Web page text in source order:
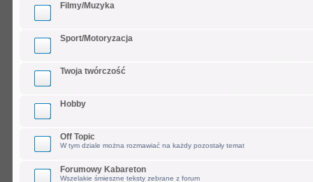
Filmy/Muzyka
Sport/Motoryzacja
Twoja twórczość
Hobby
Off Topic
W tym dziale można rozmawiać na każdy pozostały temat
Forumowy Kabareton
Wszelakie śmieszne teksty zebrane z forum